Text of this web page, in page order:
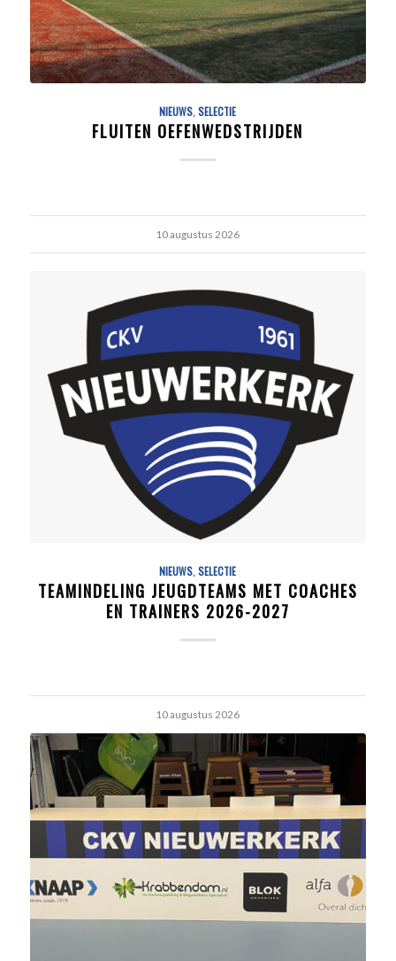
NIEUWS,SELECTIE
FLUITEN OEFENWEDSTRIJDEN
10 augustus 2026
NIEUWS,SELECTIE
TEAMINDELING JEUGDTEAMS MET COACHES
EN TRAINERS 2026-2027
10 augustus 2026